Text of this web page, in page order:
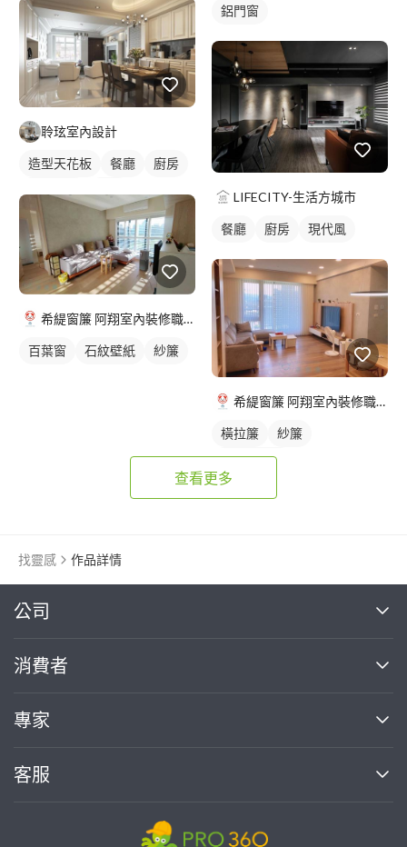
聆玹室內設計
造型天花板 餐廳
廚房
全室照明設計
客廳燈光設計
希緹窗簾 阿翔室內裝修職人
百葉窗 石紋壁紙 紗簾
鋁門窗
LIFECITY-生活方城市
餐廳 廚房 現代風
希緹窗簾 阿翔室內裝修職人
橫拉簾
紗簾
落地窗窗簾
查看更多
找靈感 作品詳情
公司
關於我們
部落格
加入我們
消費者
買服務
熱門服務
專家
案件中心
客服
繼續完成